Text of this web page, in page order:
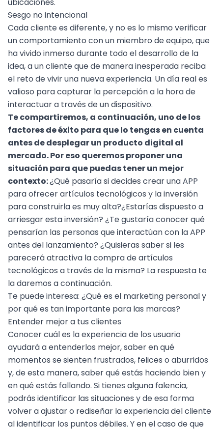
Sesgo no intencional
Cada cliente es diferente, y no es lo mismo verificar
un comportamiento con un miembro de equipo, que
ha vivido inmerso durante todo el desarrollo de la
idea, a un cliente que de manera inesperada reciba
el reto de vivir una nueva experiencia. Un día real es
valioso para capturar la percepción a la hora de
interactuar a través de un dispositivo.
Te compartiremos, a continuación, uno de los
factores de éxito para que lo tengas en cuenta
antes de desplegar un producto digital al
mercado. Por eso queremos proponer una
situación para que puedas tener un mejor
contexto:¿Qué pasaría si decides crear una APP
para ofrecer artículos tecnológicos y la inversión
para construirla es muy alta?¿Estarías dispuesto a
arriesgar esta inversión? ¿Te gustaría conocer qué
pensarían las personas que interactúan con la APP
antes del lanzamiento? ¿Quisieras saber si les
parecerá atractiva la compra de artículos
tecnológicos a través de la misma? La respuesta te
la daremos a continuación.
Te puede interesa: ¿Qué es el marketing personal y
por qué es tan importante para las marcas?
Entender mejor a tus clientes
Conocer cuál es la experiencia de los usuario
ayudará a entenderlos mejor, saber en qué
momentos se sienten frustrados, felices o aburridos
y, de esta manera, saber qué estás haciendo bien y
en qué estás fallando. Si tienes alguna falencia,
podrás identificar las situaciones y de esa forma
volver a ajustar o rediseñar la experiencia del cliente
al identificar los puntos débiles. Y en el caso de que